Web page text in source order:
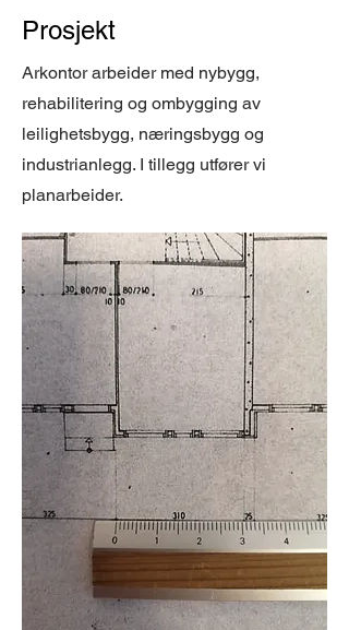
Prosjekt
Arkontor arbeider med nybygg,
rehabilitering og ombygging av
leilighetsbygg, næringsbygg og
industrianlegg. I tillegg utfører vi
planarbeider.